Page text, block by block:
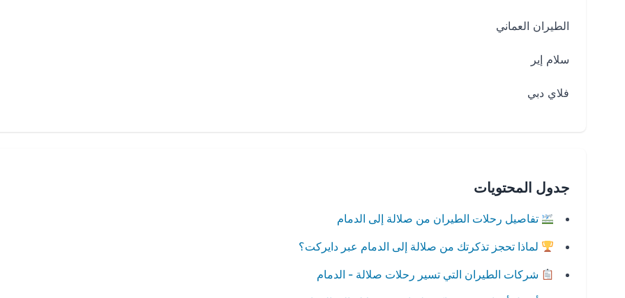
الطيران العماني
سلام إير
فلاي دبي
جدول المحتويات
تفاصيل رحلات الطيران من صلالة إلى الدمام
لماذا تحجز تذكرتك من صلالة إلى الدمام عبر دايركت؟
شركات الطيران التي تسير رحلات صلالة - الدمام